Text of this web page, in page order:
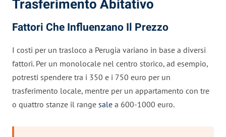
Trasferimento Abitativo
Fattori Che Influenzano Il Prezzo
I costi per un trasloco a Perugia variano in base a diversi
fattori. Per un monolocale nel centro storico, ad esempio,
potresti spendere tra i 350 e i 750 euro per un
trasferimento locale, mentre per un appartamento con tre
o quattro stanze il range sale a 600-1000 euro.